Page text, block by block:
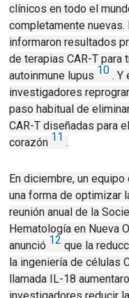
clínicos en todo el
completamente nuevas.
informaron resultados
de terapias CAR-T para
autoinmune lupus 10 .Y
investigadores
paso habitual de
CAR-T diseñadas para
corazón 11 .
En diciembre, un
una forma de optimizar
reunión anual de la
Hematología en Nueva
anunció 12 que la
la ingeniería de células
llamada IL-18